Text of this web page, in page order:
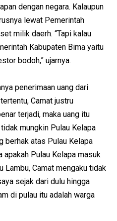
dengan negara. Kalaupun
lewat Pemerintah
milik daerh. “Tapi kalau
Kabupaten Bima yaitu
bodoh,” ujarnya.
penerimaan uang dari
Camat justru
terjadi, maka uang itu
mungkin Pulau Kelapa
berhak atas Pulau Kelapa
apakah Pulau Kelapa masuk
Lambu, Camat mengaku tidak
sejak dari dulu hingga
di pulau itu adalah warga